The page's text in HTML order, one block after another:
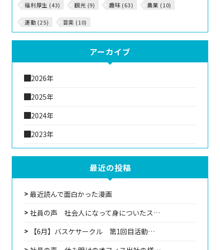
福利厚生 (43) 観光 (9) 趣味 (63) 農業 (10)
運動 (25) 音楽 (10)
アーカイブ
2026年
2025年
2024年
2023年
最近の投稿
最近読んで面白かった漫画
社員の声 社会人になって身についたス…
【6月】バスケサークル 第1回目活動…